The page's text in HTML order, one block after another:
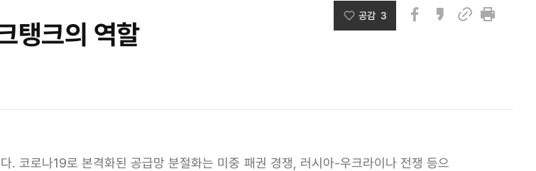
탱크의 역할
공감 3
. 코로나19로 본격화된 공급망 분절화는 미중 패권 경쟁, 러시아-우크라이나 전쟁 등으